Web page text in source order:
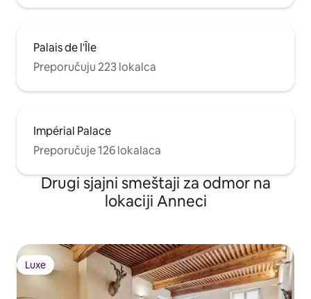
Palais de l'Île
Preporučuju 223 lokalca
Impérial Palace
Preporučuje 126 lokalaca
Drugi sjajni smeštaji za odmor na
lokaciji Anneci
Luxe
Luxe